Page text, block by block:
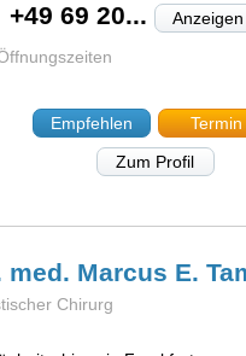
+49 69 20... Anzeigen
Empfehlen
Termin
Zum Profil
med. Marcus E.
Chirurg